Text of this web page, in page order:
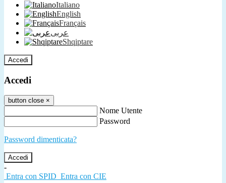
Italiano
English
Français
عربى
Shqiptare
Accedi
Accedi
button close ×
Nome Utente
Password
Password dimenticata?
-
Entra con SPID Entra con CIE